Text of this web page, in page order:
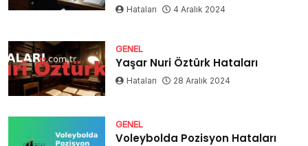
Hataları 4 Aralık 2024
GENEL
Yaşar Nuri Öztürk Hataları
Hataları 28 Aralık 2024
GENEL
Voleybolda Pozisyon Hataları